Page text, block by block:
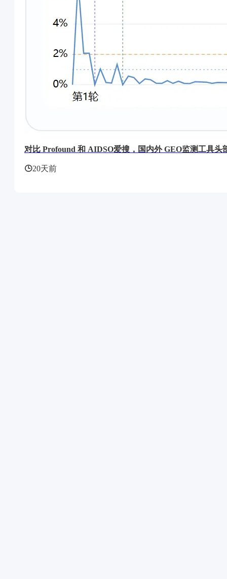
对比 Profound 和 AIDSO爱搜，国内外 GEO监测工具
20天前